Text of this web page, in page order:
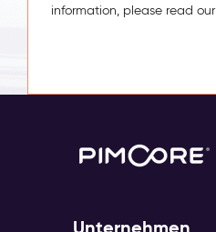
information, please read our
Unternehmen